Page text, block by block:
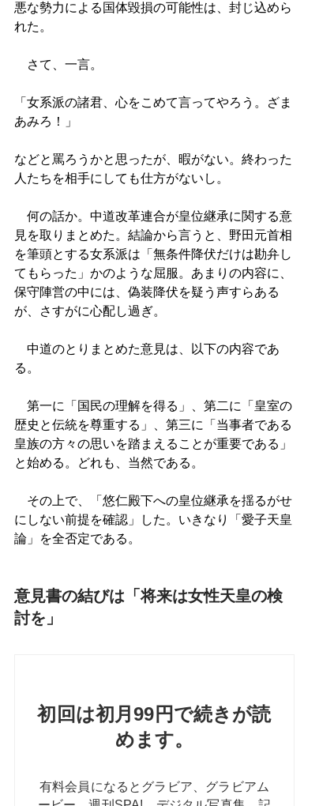
悪な勢力による国体毀損の可能性は、封じ込めら
れた。
さて、一言。
「女系派の諸君、心をこめて言ってやろう。ざま
あみろ！」
などと罵ろうかと思ったが、暇がない。終わった
人たちを相手にしても仕方がないし。
何の話か。中道改革連合が皇位継承に関する意
見を取りまとめた。結論から言うと、野田元首相
を筆頭とする女系派は「無条件降伏だけは勘弁し
てもらった」かのような屈服。あまりの内容に、
保守陣営の中には、偽装降伏を疑う声すらある
が、さすがに心配し過ぎ。
中道のとりまとめた意見は、以下の内容であ
る。
第一に「国民の理解を得る」、第二に「皇室の
歴史と伝統を尊重する」、第三に「当事者である
皇族の方々の思いを踏まえることが重要である」
と始める。どれも、当然である。
その上で、「悠仁殿下への皇位継承を揺るがせ
にしない前提を確認」した。いきなり「愛子天皇
論」を全否定である。
意見書の結びは「将来は女性天皇の検
討を」